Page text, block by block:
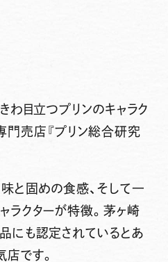
わ目立つプリンのキャラク
門売店 『プリン総合研究
と固めの食感、そして一
ラクターが特徴。 茅ヶ崎
にも認定されているとあ
です。